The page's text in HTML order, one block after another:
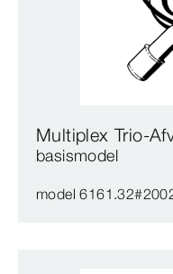
Multiplex Trio-
basismodel
model